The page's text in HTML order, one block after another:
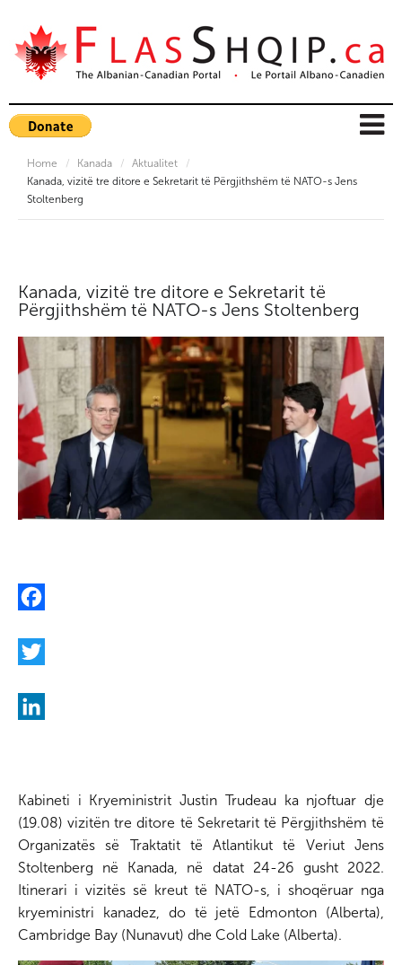
Home / Kanada / Aktualitet
/
Kanada, vizitë tre ditore e Sekretarit të Përgjithshëm të NATO-s Jens
Stoltenberg
Kanada, vizitë tre ditore e Sekretarit të
Përgjithshëm të NATO-s Jens Stoltenberg
a
ew
r
k
e
d
I
n
Kabineti i Kryeministrit Justin Trudeau ka njoftuar dje
(19.08) vizitën tre ditore të Sekretarit të Përgjithshëm të
Organizatës së Traktatit të Atlantikut të Veriut Jens
Stoltenberg në Kanada, në datat 24-26 gusht 2022.
Itinerari i vizitës së kreut të NATO-s, i shoqëruar nga
kryeministri kanadez, do të jetë Edmonton (Alberta),
Cambridge Bay (Nunavut) dhe Cold Lake (Alberta).